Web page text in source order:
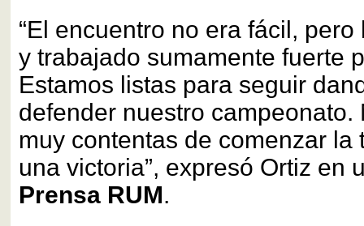
“El encuentro no era fácil,
y trabajado sumamente fuerte
Estamos listas para seguir
defender nuestro campeonato.
muy contentas de comenzar la
una victoria”, expresó Ortiz en
Prensa RUM.